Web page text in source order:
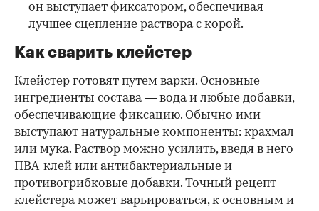
он выступает фиксатором, обеспечивая
лучшее сцепление раствора с корой.
Как сварить клейстер
Клейстер готовят путем варки. Основные
ингредиенты состава — вода и любые добавки,
обеспечивающие фиксацию. Обычно ими
выступают натуральные компоненты: крахмал
или мука. Раствор можно усилить, введя в него
ПВА-клей или антибактериальные и
противогрибковые добавки. Точный рецепт
клейстера может варьироваться, к основным и